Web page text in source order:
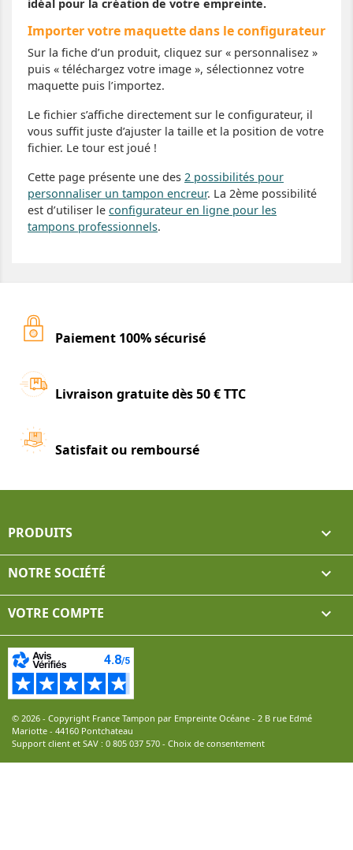
idéal pour la création de votre empreinte.
Importer votre maquette dans le configurateur
Sur la fiche d’un produit, cliquez sur « personnalisez »
puis « téléchargez votre image », sélectionnez votre
maquette puis l’importez.
Le fichier s’affiche directement sur le configurateur, il
vous suffit juste d’ajuster la taille et la position de votre
fichier. Le tour est joué !
Cette page présente une des 2 possibilités pour
personnaliser un tampon encreur. La 2ème possibilité
est d’utiliser le configurateur en ligne pour les
tampons professionnels.
Paiement 100% sécurisé
Livraison gratuite dès 50 € TTC
Satisfait ou remboursé
PRODUITS 
NOTRE SOCIÉTÉ 
VOTRE COMPTE 
© 2026 - Copyright France Tampon par Empreinte Océane - 2 B rue Edmé
Mariotte - 44160 Pontchateau
Support client et SAV : 0 805 037 570 - Choix de consentement